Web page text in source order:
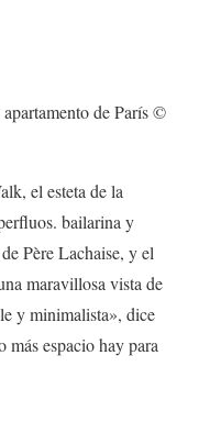
de París ©
el esteta de la
bailarina y
Père Lachaise, y el
maravillosa vista de
y minimalista», dice
más espacio hay para